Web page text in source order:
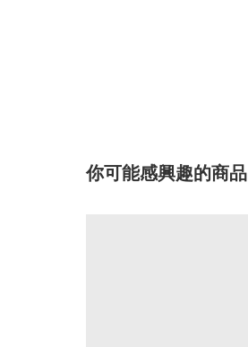
你可能感興趣的商品